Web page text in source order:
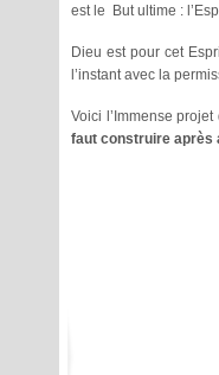
est le But ultime :
Dieu est pour cet
l’instant avec la
Voici l’Immense
faut construire après